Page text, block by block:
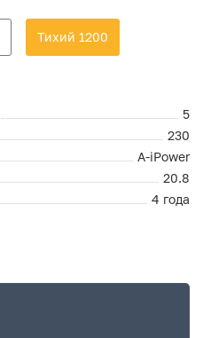
Тихий 1200
5
230
A-iPower
20.8
4 года